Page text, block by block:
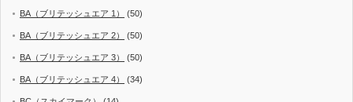
BA（ブリテッシュエア 1） (50)
BA（ブリテッシュエア 2） (50)
BA（ブリテッシュエア 3） (50)
BA（ブリテッシュエア 4） (34)